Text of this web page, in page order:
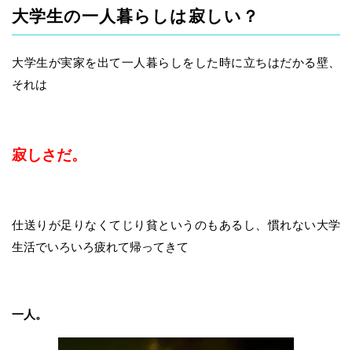
大学生の一人暮らしは寂しい？
大学生が実家を出て一人暮らしをした時に立ちはだかる壁、
それは
寂しさだ。
仕送りが足りなくてじり貧というのもあるし、慣れない大学
生活でいろいろ疲れて帰ってきて
一人。